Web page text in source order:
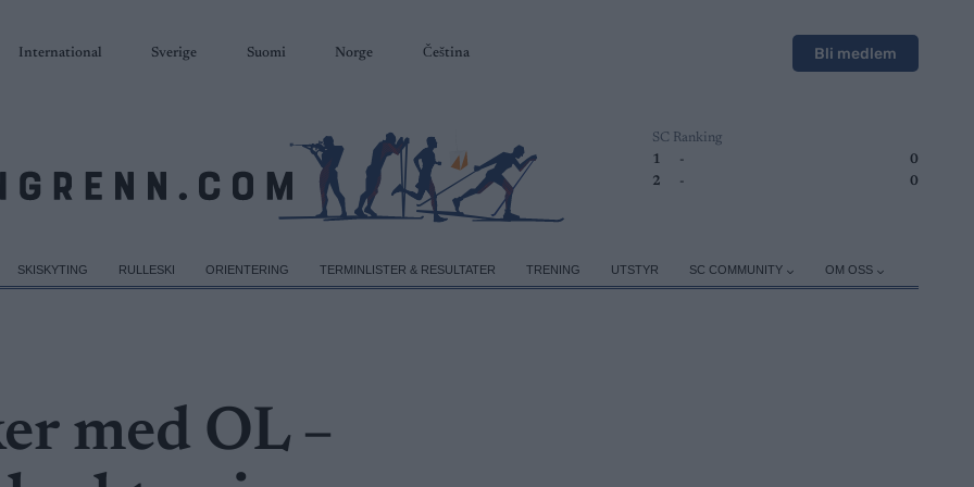
International Sverige Suomi Norge Čeština Bli medlem
SC Ranking
1
-
0
2
- 0
SKISKYTING RULLESKI ORIENTERING TERMINLISTER & RESULTATER TRENING UTSTYR SC COMMUNITY OM OSS
med OL –